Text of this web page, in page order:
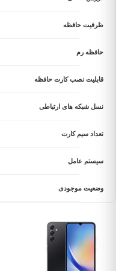
ظرفیت حافظه
حافظه رم
قابلیت نصب کارت حافظه
نسل شبکه های ارتباطی
تعداد سیم کارت
سیستم عامل
وضعیت موجودی